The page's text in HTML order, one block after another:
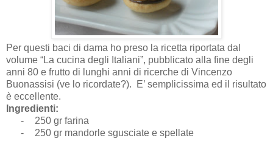
Per questi baci di dama ho preso la ricetta riportata dal
volume “La cucina degli Italiani”, pubblicato alla fine degli
anni 80 e frutto di lunghi anni di ricerche di Vincenzo
Buonassisi (ve lo ricordate?). E’ semplicissima ed il risultato
è eccellente.
Ingredienti:
-
250 gr farina
-
250 gr mandorle sgusciate e spellate